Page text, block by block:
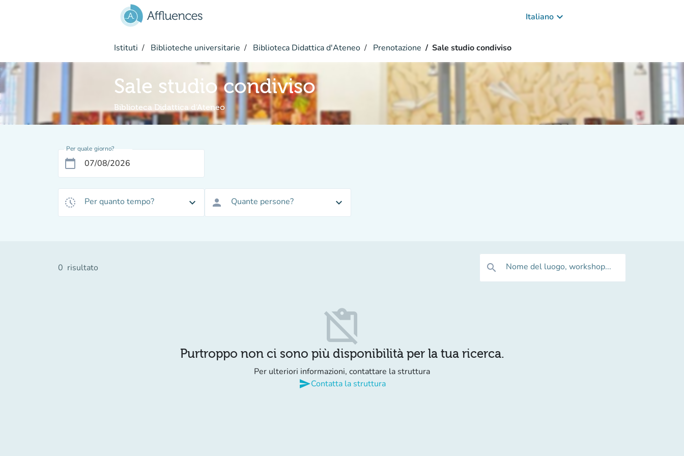
Italiano keyboard_arrow_down
Istituti Biblioteche universitarie Biblioteca Didattica d'Ateneo Prenotazione Sale studio condiviso
Sale studio condiviso
Biblioteca Didattica d'Ateneo
Per quale giorno?
calendar_today
history_toggle_off Per quanto tempo? expand_more person Quante persone? expand_more
0 risultato search Nome del luogo, workshop...
content_paste_off
Purtroppo non ci sono più disponibilità per la tua ricerca.
Per ulteriori informazioni, contattare la struttura
sendContatta la struttura